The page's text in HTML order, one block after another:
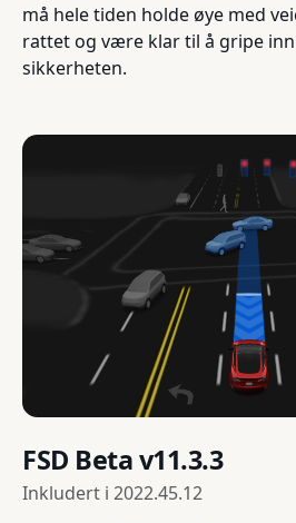
må hele tiden holde øye med
rattet og være klar til å gripe
sikkerheten.
FSD Beta v11.3.3
Inkludert i 2022.45.12